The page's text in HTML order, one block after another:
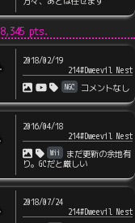
pts.
2018/02/19
214#Dweevil Nest
NGC コメントなし
.
2016/04/18
214#Dweevil Nest
Wii
まだ更新の余地有
り。GCだと厳しい
.
2018/07/24
214#Dweevil Nest